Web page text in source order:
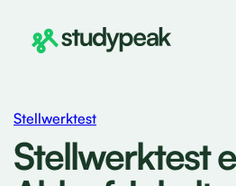
Stellwerktest
Stellwerktest